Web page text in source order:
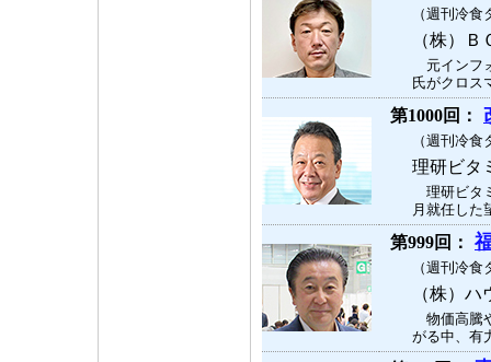
（週刊冷
（株）
元インフ
氏がクロス
第1000回：
（週刊冷
理研ビ
理研ビタ
月就任した
第999回：
（週刊冷
（株）
物価高騰
がる中、有